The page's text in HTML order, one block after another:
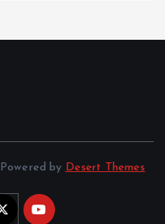
by Desert Themes